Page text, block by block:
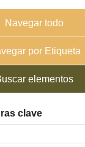
Navegar todo
por Etiqueta
elementos
clave